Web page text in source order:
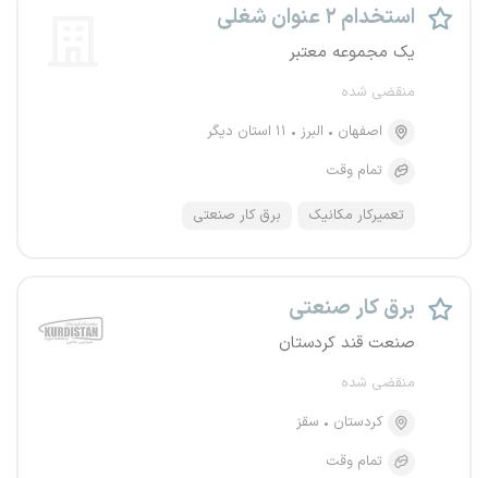
استخدام ۲ عنوان شغلی
یک مجموعه معتبر
منقضی شده
اصفهان
البرز
۱۱ استان دیگر
تمام وقت
تعمیرکار مکانیک برق کار صنعتی
برق کار صنعتی
صنعت قند کردستان
منقضی شده
کردستان
سقز
تمام وقت